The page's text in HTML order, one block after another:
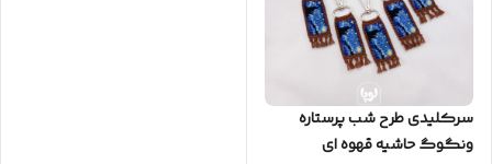
سرکلیدی طرح شب پرستاره
ونگوگ حاشیه قهوه ای